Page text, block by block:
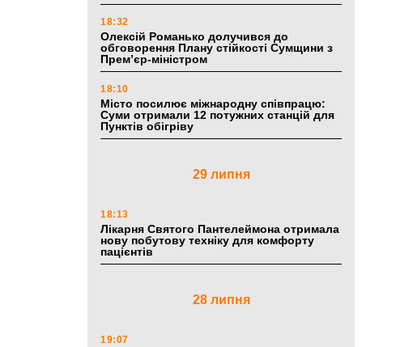
18:32
Олексій Романько долучився до
обговорення Плану стійкості Сумщини з
Прем’єр-міністром
18:10
Місто посилює міжнародну співпрацю:
Суми отримали 12 потужних станцій для
Пунктів обігріву
29 липня
18:13
Лікарня Святого Пантелеймона отримала
нову побутову техніку для комфорту
пацієнтів
28 липня
19:07